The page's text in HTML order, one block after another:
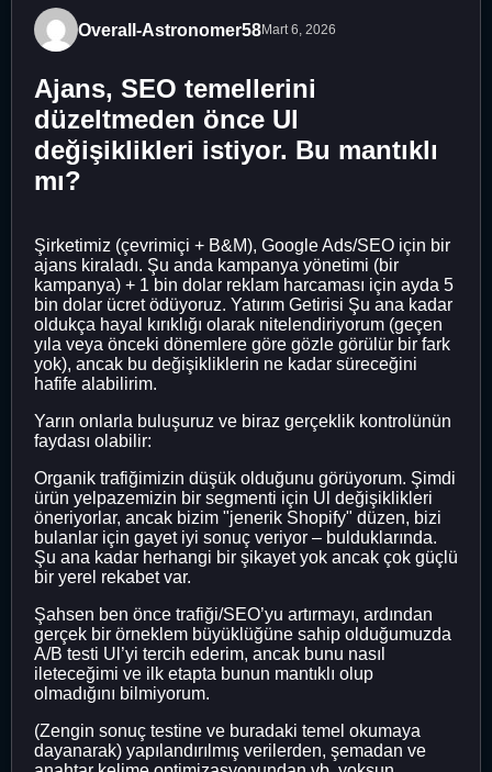
Overall-Astronomer58Mart 6, 2026
Ajans, SEO temellerini
düzeltmeden önce Ul
değişiklikleri istiyor. Bu mantıklı
mı?
Şirketimiz (çevrimiçi + B&M), Google Ads/SEO için bir
ajans kiraladı. Şu anda kampanya yönetimi (bir
kampanya) + 1 bin dolar reklam harcaması için ayda 5
bin dolar ücret ödüyoruz. Yatırım Getirisi Şu ana kadar
oldukça hayal kırıklığı olarak nitelendiriyorum (geçen
yıla veya önceki dönemlere göre gözle görülür bir fark
yok), ancak bu değişikliklerin ne kadar süreceğini
hafife alabilirim.
Yarın onlarla buluşuruz ve biraz gerçeklik kontrolünün
faydası olabilir:
Organik trafiğimizin düşük olduğunu görüyorum. Şimdi
ürün yelpazemizin bir segmenti için Ul değişiklikleri
öneriyorlar, ancak bizim "jenerik Shopify" düzen, bizi
bulanlar için gayet iyi sonuç veriyor – bulduklarında.
Şu ana kadar herhangi bir şikayet yok ancak çok güçlü
bir yerel rekabet var.
Şahsen ben önce trafiği/SEO’yu artırmayı, ardından
gerçek bir örneklem büyüklüğüne sahip olduğumuzda
A/B testi Ul’yi tercih ederim, ancak bunu nasıl
ileteceğimi ve ilk etapta bunun mantıklı olup
olmadığını bilmiyorum.
(Zengin sonuç testine ve buradaki temel okumaya
dayanarak) yapılandırılmış verilerden, şemadan ve